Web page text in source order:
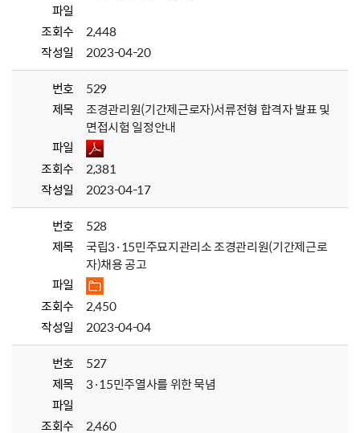
파일
조회수
2,448
작성일
2023-04-20
번호
529
제목
조경관리원(기간제근로자)서류전형 합격자 발표 및
면접시험 일정안내
파일
조회수
2,381
작성일
2023-04-17
번호
528
제목
국립3·15민주묘지관리소 조경관리원(기간제근로
자)채용 공고
파일
조회수
2,450
작성일
2023-04-04
번호
527
제목
3·15민주열사를 위한 묵념
파일
조회수
2,460